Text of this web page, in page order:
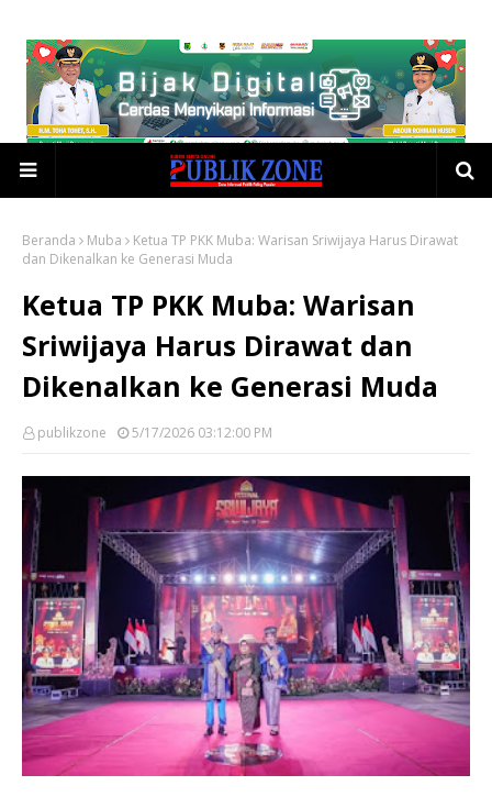
Beranda Muba
Ketua TP PKK Muba: Warisan Sriwijaya Harus Dirawat
dan Dikenalkan ke Generasi Muda
Ketua TP PKK Muba: Warisan
Sriwijaya Harus Dirawat dan
Dikenalkan ke Generasi Muda
publikzone 5/17/2026 03:12:00 PM